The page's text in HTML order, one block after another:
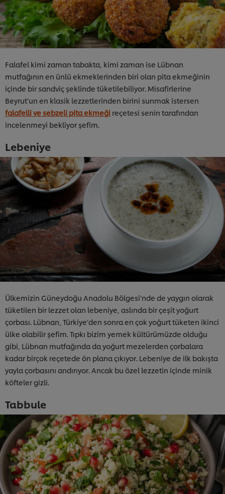
Falafel kimi zaman tabakta, kimi zaman ise Lübnan
mutfağının en ünlü ekmeklerinden biri olan pita ekmeğinin
içinde bir sandviç şeklinde tüketilebiliyor. Misafirlerine
Beyrut’un en klasik lezzetlerinden birini sunmak istersen
falafelli ve sebzeli pita ekmeği reçetesi senin tarafından
incelenmeyi bekliyor şefim.
Lebeniye
Ülkemizin Güneydoğu Anadolu Bölgesi’nde de yaygın olarak
tüketilen bir lezzet olan lebeniye, aslında bir çeşit yoğurt
çorbası. Lübnan, Türkiye’den sonra en çok yoğurt tüketen ikinci
ülke olabilir şefim. Tıpkı bizim yemek kültürümüzde olduğu
gibi, Lübnan mutfağında da yoğurt mezelerden çorbalara
kadar birçok reçetede ön plana çıkıyor. Lebeniye de ilk bakışta
yayla çorbasını andırıyor. Ancak bu özel lezzetin içinde minik
köfteler gizli.
Tabbule